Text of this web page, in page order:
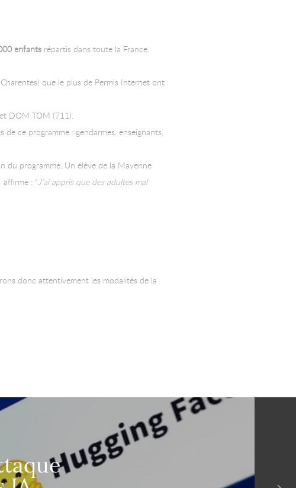
enfants répartis dans toute la France.
que le plus de Permis Internet ont
DOM TOM (711).
de ce programme : gendarmes, enseignants,
du programme. Un élève de la Mayenne
: “J’ai appris que des adultes mal
donc attentivement les modalités de la